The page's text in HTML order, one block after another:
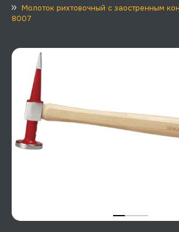
Молоток рихтовочный с заостренным
8007